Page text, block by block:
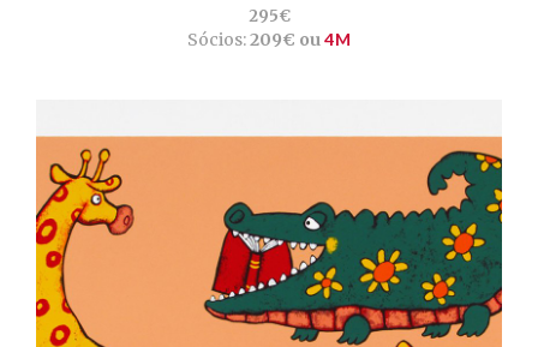
295€
Sócios:209€ ou4M